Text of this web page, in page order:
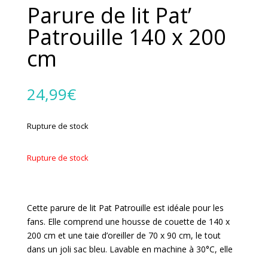
Parure de lit Pat’
Patrouille 140 x 200
cm
24,99€
Rupture de stock
Rupture de stock
Cette parure de lit Pat Patrouille est idéale pour les
fans. Elle comprend une housse de couette de 140 x
200 cm et une taie d’oreiller de 70 x 90 cm, le tout
dans un joli sac bleu. Lavable en machine à 30°C, elle